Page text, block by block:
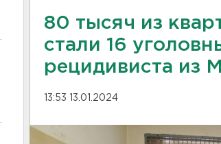
80 тысяч из
стали 16
рецидивиста из
13:53 13.01.2024